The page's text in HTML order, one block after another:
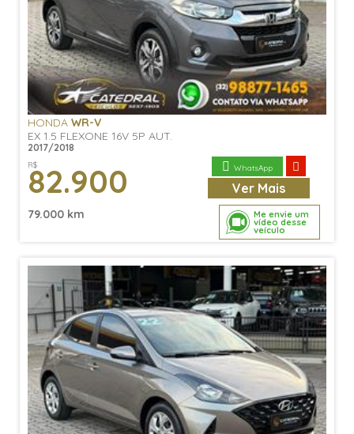
Me envie um
vídeo desse
veículo
HONDA WR-V
EX 1.5 FLEXONE 16V 5P AUT.
2017/2018
R$
82.900 WhatsApp
Ver Mais
79.000 km